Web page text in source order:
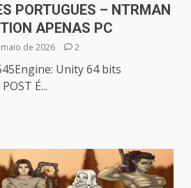
PORTUGUES – NTRMAN
APENAS PC
de 2026 2
Unity 64 bits
É...